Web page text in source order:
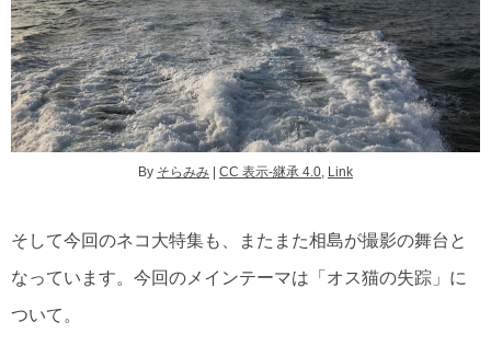
By そらみみ | CC 表示-継承 4.0 Link
そして今回のネコ大特集も、またまた相島が撮影の舞台と
なっています。今回のメインテーマは「オス猫の失踪」に
ついて。